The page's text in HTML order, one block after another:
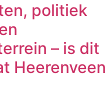
politiek
– is dit
Heerenveen